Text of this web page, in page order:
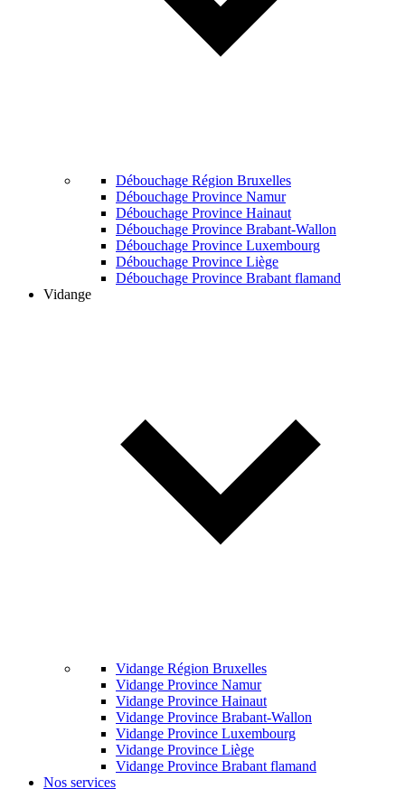
Débouchage Région Bruxelles
Débouchage Province Namur
Débouchage Province Hainaut
Débouchage Province Brabant-Wallon
Débouchage Province Luxembourg
Débouchage Province Liège
Débouchage Province Brabant flamand
Vidange
Vidange Région Bruxelles
Vidange Province Namur
Vidange Province Hainaut
Vidange Province Brabant-Wallon
Vidange Province Luxembourg
Vidange Province Liège
Vidange Province Brabant flamand
Nos services